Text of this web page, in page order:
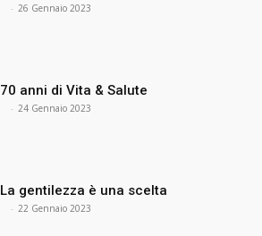
- 26 Gennaio 2023
70 anni di Vita & Salute
- 24 Gennaio 2023
La gentilezza è una scelta
- 22 Gennaio 2023